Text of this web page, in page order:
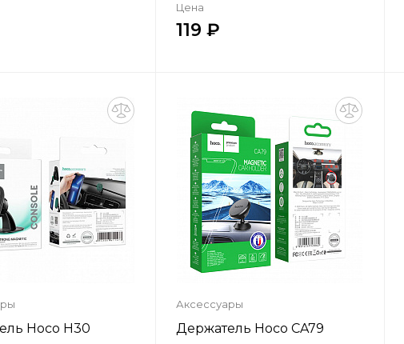
в корзину
Цена
119
Добавить в корзину
Hoco H30
Аксессуары
Держатель Hoco CA79